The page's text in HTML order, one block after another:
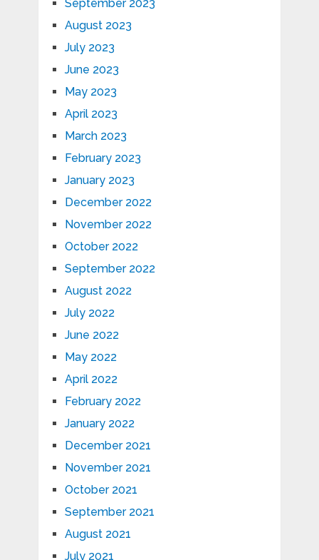
September 2023
August 2023
July 2023
June 2023
May 2023
April 2023
March 2023
February 2023
January 2023
December 2022
November 2022
October 2022
September 2022
August 2022
July 2022
June 2022
May 2022
April 2022
February 2022
January 2022
December 2021
November 2021
October 2021
September 2021
August 2021
July 2021